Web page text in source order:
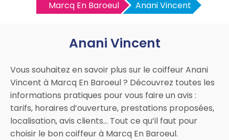
Marcq En Baroeul
Anani Vincent
Anani Vincent
Vous souhaitez en savoir plus sur le coiffeur Anani
Vincent à Marcq En Baroeul ? Découvrez toutes les
informations pratiques pour vous faire un avis :
tarifs, horaires d’ouverture, prestations proposées,
localisation, avis clients… Tout ce qu’il faut pour
choisir le bon coiffeur à Marcq En Baroeul.